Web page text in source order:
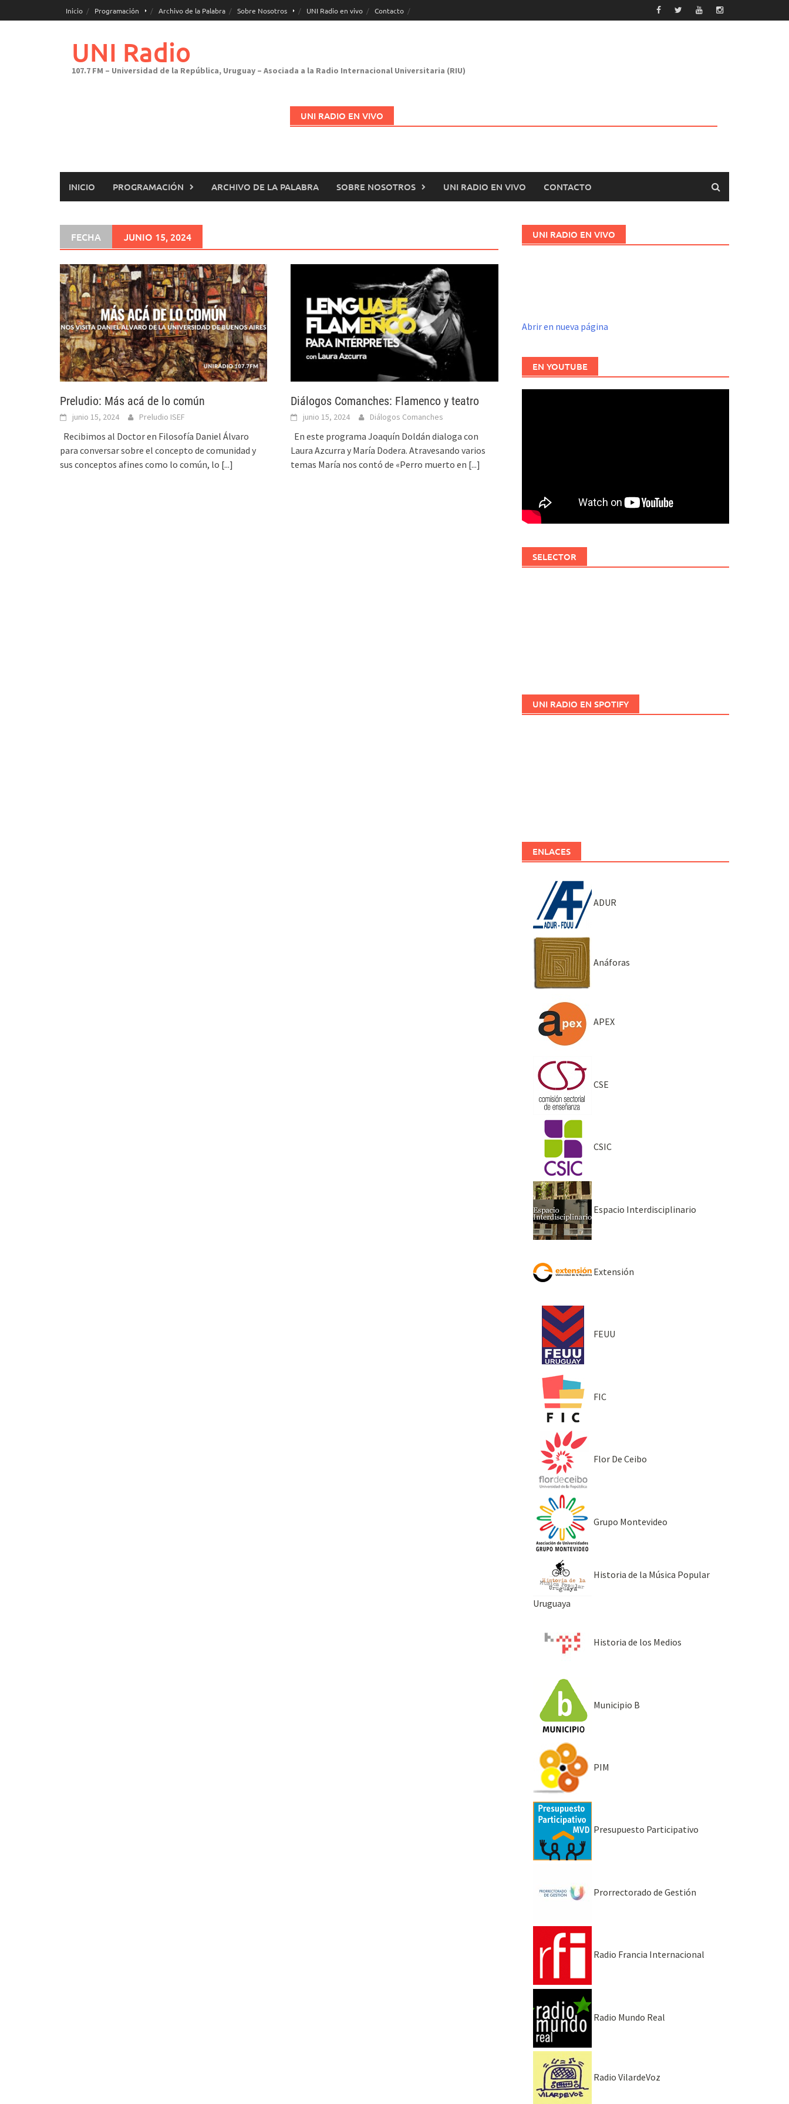
al
Inicio Programación Archivo de la Palabra Sobre Nosotros UNI Radio en vivo Contacto
UNI Radio
107.7 FM – Universidad de la República, Uruguay – Asociada a la Radio Internacional Universitaria (RIU)
UNI RADIO EN VIVO
INICIO PROGRAMACIÓN ARCHIVO DE LA PALABRA SOBRE NOSOTROS UNI RADIO EN VIVO CONTACTO
FECHA JUNIO 15, 2024
Preludio: Más acá de lo común
junio 15, 2024 Preludio ISEF
Recibimos al Doctor en Filosofía Daniel Álvaro
para conversar sobre el concepto de comunidad y
sus conceptos afines como lo común, lo [...]
Diálogos Comanches: Flamenco y teatro
junio 15, 2024 Diálogos Comanches
En este programa Joaquín Doldán dialoga con
Laura Azcurra y María Dodera. Atravesando varios
temas María nos contó de «Perro muerto en [...]
UNI RADIO EN VIVO
Abrir en nueva página
EN YOUTUBE
SELECTOR
UNI RADIO EN SPOTIFY
ENLACES
ADUR
Anáforas
APEX
CSE
CSIC
Espacio Interdisciplinario
Extensión
FEUU
FIC
Flor De Ceibo
Grupo Montevideo
Historia de la Música Popular
Uruguaya
Historia de los Medios
Municipio B
PIM
Presupuesto Participativo
Prorrectorado de Gestión
Radio Francia Internacional
Radio Mundo Real
Radio VilardeVoz